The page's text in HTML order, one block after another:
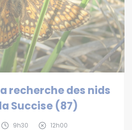
recherche des nids
Succise (87)
9h30 12h00